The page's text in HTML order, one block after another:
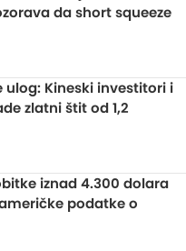
da short squeeze
ulog: Kineski investitori i
zlatni štit od 1,2
iznad 4.300 dolara
podatke o